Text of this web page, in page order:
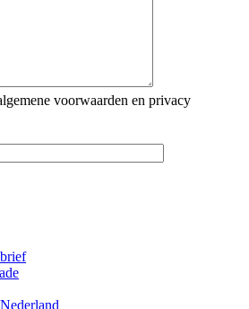
voorwaarden en privacy